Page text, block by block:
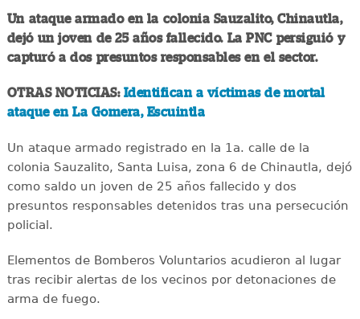
Un ataque armado en la colonia Sauzalito, Chinautla,
dejó un joven de 25 años fallecido. La PNC persiguió y
capturó a dos presuntos responsables en el sector.
OTRAS NOTICIAS:Identifican a víctimas de mortal
ataque en La Gomera, Escuintla
Un ataque armado registrado en la 1a. calle de la
colonia Sauzalito, Santa Luisa, zona 6 de Chinautla, dejó
como saldo un joven de 25 años fallecido y dos
presuntos responsables detenidos tras una persecución
policial.
Elementos de Bomberos Voluntarios acudieron al lugar
tras recibir alertas de los vecinos por detonaciones de
arma de fuego.